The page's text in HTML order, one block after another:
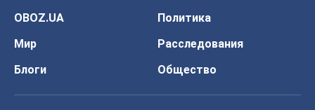
OBOZ.UA
Политика
Мир
Расследования
Блоги
Общество